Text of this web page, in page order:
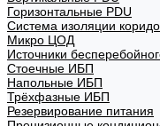
Горизонтальные PDU
Система изоляции
Микро ЦОД
Источники
Стоечные ИБП
Напольные ИБП
Трёхфазные ИБП
Резервирование питания